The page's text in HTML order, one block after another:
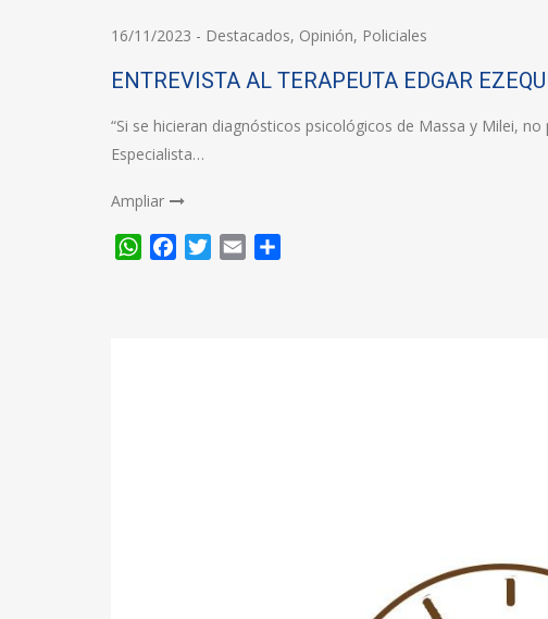
16/11/2023 - Destacados, Opinión, Policiales
ENTREVISTA AL TERAPEUTA EDGAR
“Si se hicieran diagnósticos psicológicos de Massa y Milei,
Especialista…
Ampliar
WhatsApp
FacebookTwitter
Email